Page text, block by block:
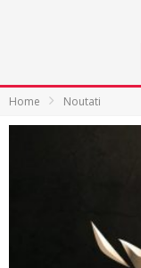
Home Noutati